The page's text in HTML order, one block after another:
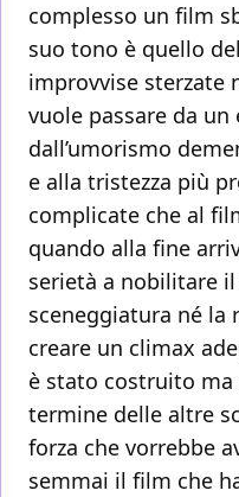
complesso un film
suo tono è quello
improvvise sterzate
vuole passare da un
dall’umorismo
e alla tristezza più
complicate che al
quando alla fine
serietà a nobilitare
sceneggiatura né la
creare un climax
è stato costruito
termine delle altre
forza che vorrebbe
semmai il film che